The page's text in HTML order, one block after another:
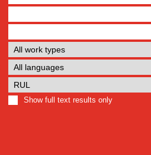
Show full text results only